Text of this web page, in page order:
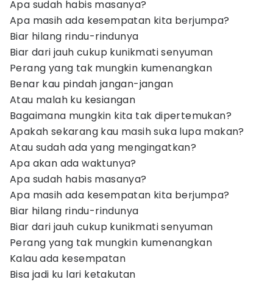
Apa sudah habis masanya?
Apa masih ada kesempatan kita berjumpa?
Biar hilang rindu-rindunya
Biar dari jauh cukup kunikmati senyuman
Perang yang tak mungkin kumenangkan
Benar kau pindah jangan-jangan
Atau malah ku kesiangan
Bagaimana mungkin kita tak dipertemukan?
Apakah sekarang kau masih suka lupa makan?
Atau sudah ada yang mengingatkan?
Apa akan ada waktunya?
Apa sudah habis masanya?
Apa masih ada kesempatan kita berjumpa?
Biar hilang rindu-rindunya
Biar dari jauh cukup kunikmati senyuman
Perang yang tak mungkin kumenangkan
Kalau ada kesempatan
Bisa jadi ku lari ketakutan